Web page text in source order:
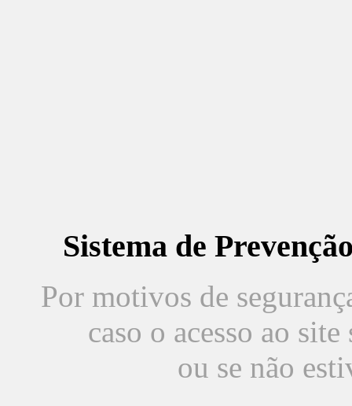
Sistema de
Por motivos de
caso o acesso ao
ou se não